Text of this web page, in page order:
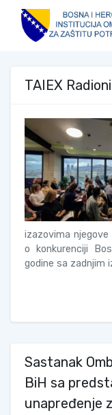
TAIEX
izazovima njegove
o konkurenciji
godine sa zadnjim
Sastanak
BiH sa
unapređenje